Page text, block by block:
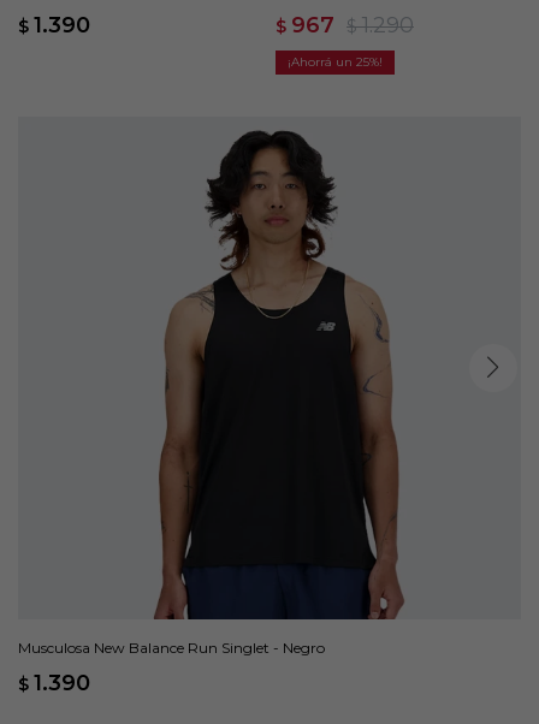
$ 1.390 $ 967 $ 1.290
25
Musculosa New Balance Run Singlet - Negro
$ 1.390